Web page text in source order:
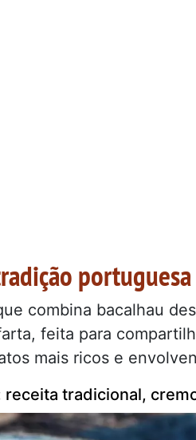
portuguesa
combina bacalhau
feita para
mais ricos e
tradicional,